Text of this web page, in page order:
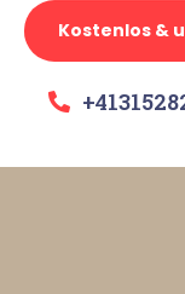
Kostenlos &